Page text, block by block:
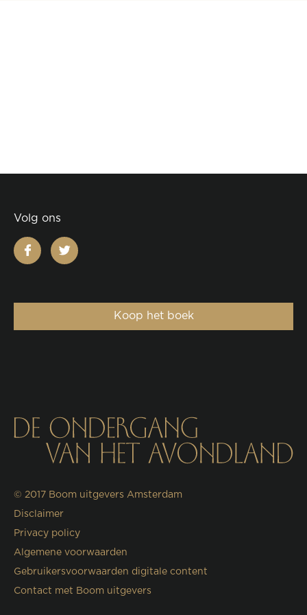
Volg ons
facebooktwitter
Koop het boek
© 2017 Boom uitgevers Amsterdam
Disclaimer
Privacy policy
Algemene voorwaarden
Gebruikersvoorwaarden digitale content
Contact met Boom uitgevers